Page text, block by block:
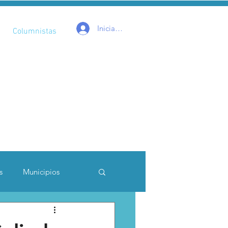
Columnistas Iniciar sesión
Municipios